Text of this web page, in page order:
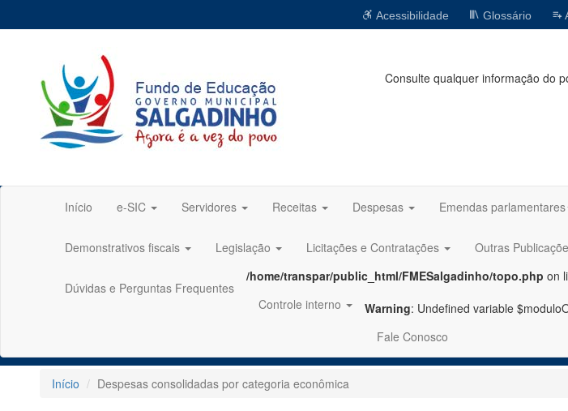
Acessibilidade Glossário
Consulte qualquer informação do
Início e-SIC Servidores Receitas Despesas Emendas parlamentares
Demonstrativos fiscais Legislação Licitações e Contratações Outras
Dúvidas e Perguntas Frequentes
/home/transpar/public_html/FMESalgadinho/topo.php on
Controle interno
Warning: Undefined variable
Fale Conosco
Início Despesas consolidadas por categoria econômica